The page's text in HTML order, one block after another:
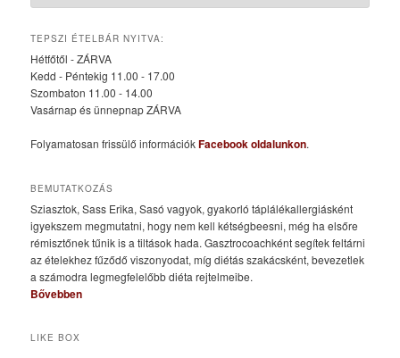
TEPSZI ÉTELBÁR NYITVA:
Hétfőtől - ZÁRVA
Kedd - Péntekig 11.00 - 17.00
Szombaton 11.00 - 14.00
Vasárnap és ünnepnap ZÁRVA
Folyamatosan frissülő információkFacebook oldalunkon.
BEMUTATKOZÁS
Sziasztok, Sass Erika, Sasó vagyok, gyakorló táplálékallergiásként
igyekszem megmutatni, hogy nem kell kétségbeesni, még ha elsőre
rémisztőnek tűnik is a tiltások hada. Gasztrocoachként segítek feltárni
az ételekhez fűződő viszonyodat, míg diétás szakácsként, bevezetlek
a számodra legmegfelelőbb diéta rejtelmeibe.
Bővebben
LIKE BOX